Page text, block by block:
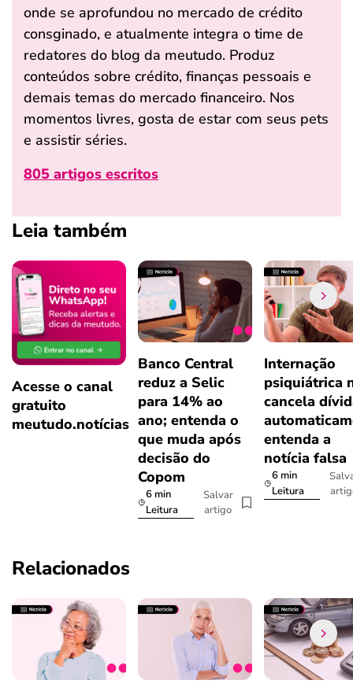
onde se aprofundou no mercado de crédito
consginado, e atualmente integra o time de
redatores do blog da meutudo. Produz
conteúdos sobre crédito, finanças pessoais e
demais temas do mercado financeiro. Nos
momentos livres, gosta de estar com seus pets
e assistir séries.
805 artigos escritos
Leia também
Acesse o canal
gratuito
meutudo.notícias
Banco Central
reduz a Selic
para 14% ao
ano; entenda o
que muda após
decisão do
Copom
6 min
Leitura
Salvar
artigo
Internação
psiquiátrica
cancela
entenda a
notícia falsa
6 min
Leitura
Relacionados